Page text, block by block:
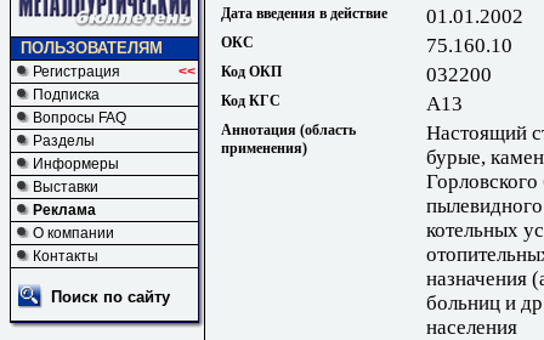
ПОЛЬЗОВАТЕЛЯМ
Регистрация
<<
Подписка
Вопросы FAQ
Разделы
Информеры
Выставки
Реклама
О компании
Контакты
Поиск по сайту
Дата введения в действие 01.01.2002
ОКС 75.160.10
Код ОКП 032200
Код КГС А13
Аннотация (область
применения)
Настоящий
бурые,
котельных
назначения
больниц и
населения